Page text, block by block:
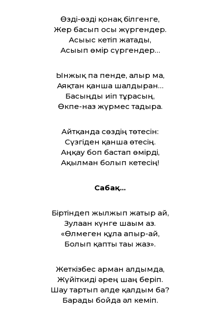
Өзді-өзді қонақ білгенге,
Жер басып осы жүргендер.
Асығыс кетіп жатады,
Асығып өмір сүргендер…
Ынжық па пенде, алғыр ма,
Аяқтан қанша шалдырған…
Басыңды иіп тұрасың,
Өкпе-наз жүрмес тағдырға.
Айтқанда сөздің төтесін:
Сүзгіден қанша өтесің.
Аңқау боп бастап өмірді,
Ақылман болып кетесің!
Сабақ…
Біртіндеп жылжып жатыр ай,
Зулаған күнге шағым аз.
«Өлмеген құлға апыр-ай,
Болып қапты тағы жаз».
Жеткізбес арман алдымда,
Жүйіткиді әрең шаң беріп.
Шау тартып әлде қалдым ба?
Барады бойда әл кеміп.